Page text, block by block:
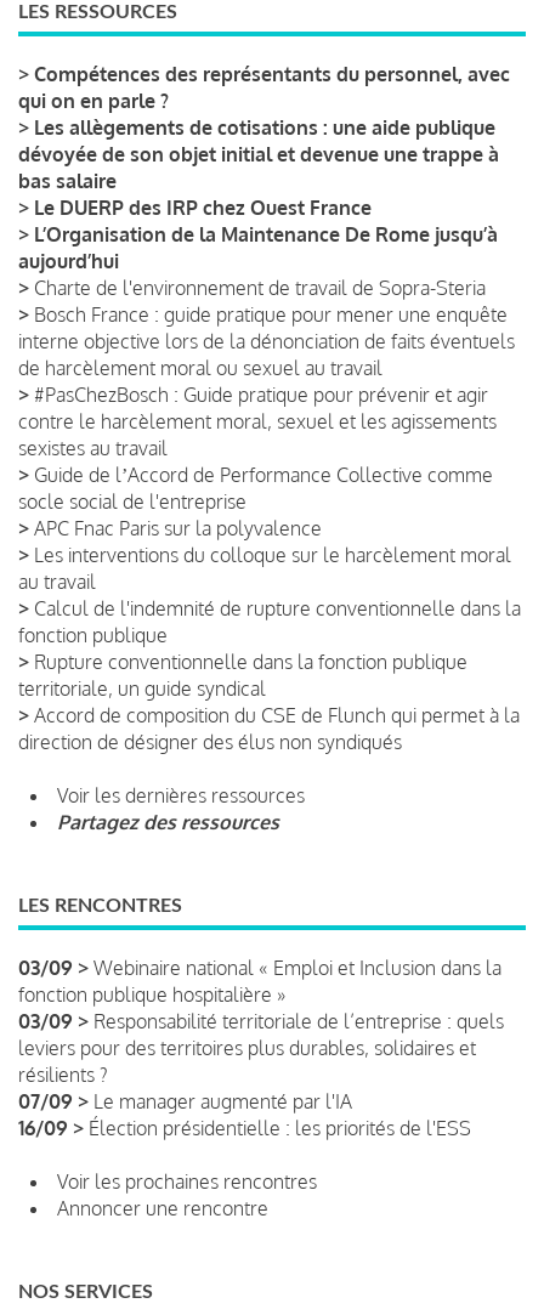
LES RESSOURCES
> Compétences des représentants du personnel, avec
qui on en parle ?
> Les allègements de cotisations : une aide publique
dévoyée de son objet initial et devenue une trappe à
bas salaire
> Le DUERP des IRP chez Ouest France
> L’Organisation de la Maintenance De Rome jusqu’à
aujourd’hui
> Charte de l'environnement de travail de Sopra-Steria
> Bosch France : guide pratique pour mener une enquête
interne objective lors de la dénonciation de faits éventuels
de harcèlement moral ou sexuel au travail
> #PasChezBosch : Guide pratique pour prévenir et agir
contre le harcèlement moral, sexuel et les agissements
sexistes au travail
> Guide de lʼAccord de Performance Collective comme
socle social de l'entreprise
> APC Fnac Paris sur la polyvalence
> Les interventions du colloque sur le harcèlement moral
au travail
> Calcul de l'indemnité de rupture conventionnelle dans la
fonction publique
> Rupture conventionnelle dans la fonction publique
territoriale, un guide syndical
> Accord de composition du CSE de Flunch qui permet à la
direction de désigner des élus non syndiqués
Voir les dernières ressources
Partagez des ressources
LES RENCONTRES
03/09 > Webinaire national « Emploi et Inclusion dans la
fonction publique hospitalière »
03/09 > Responsabilité territoriale de l’entreprise : quels
leviers pour des territoires plus durables, solidaires et
résilients ?
07/09 > Le manager augmenté par l'IA
16/09 > Élection présidentielle : les priorités de l'ESS
Voir les prochaines rencontres
Annoncer une rencontre
NOS SERVICES